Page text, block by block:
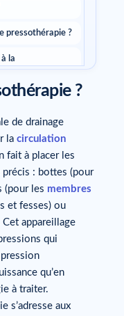
pressothérapie ?
la
? ?
de drainage
la circulation
fait à placer les
précis : bottes (pour
(pour les membres
et fesses) ou
appareillage
qui
qu’en
à traiter.
s’adresse aux